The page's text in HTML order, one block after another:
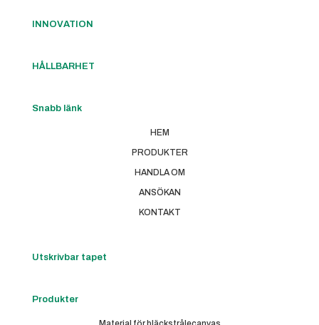
INNOVATION
HÅLLBARHET
Snabb länk
HEM
PRODUKTER
HANDLA OM
ANSÖKAN
KONTAKT
Utskrivbar tapet
Produkter